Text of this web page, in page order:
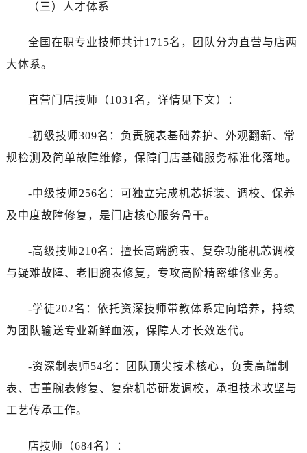
（三）人才体系
全国在职专业技师共计1715名，团队分为直营与店两
大体系。
直营门店技师（1031名，详情见下文）：
-初级技师309名：负责腕表基础养护、外观翻新、常
规检测及简单故障维修，保障门店基础服务标准化落地。
-中级技师256名：可独立完成机芯拆装、调校、保养
及中度故障修复，是门店核心服务骨干。
-高级技师210名：擅长高端腕表、复杂功能机芯调校
与疑难故障、老旧腕表修复，专攻高阶精密维修业务。
-学徒202名：依托资深技师带教体系定向培养，持续
为团队输送专业新鲜血液，保障人才长效迭代。
-资深制表师54名：团队顶尖技术核心，负责高端制
表、古董腕表修复、复杂机芯研发调校，承担技术攻坚与
工艺传承工作。
店技师（684名）：